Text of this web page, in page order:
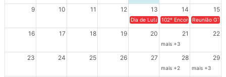
9 10 11 12 13 14 15
Dia de Luta em Defesa de Cuba e da
102º Encontro da
Reunião
16 17 18 19 20 21 22
mais +3
23 24 25 26 27 28 29
mais +2 mais +3